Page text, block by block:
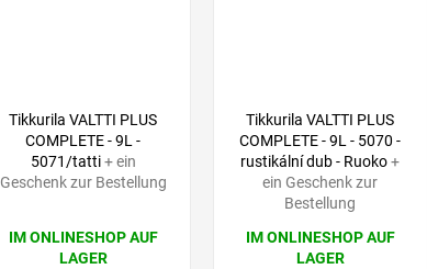
Tikkurila VALTTI PLUS
COMPLETE - 9L -
5071/tatti+ ein
Geschenk zur Bestellung
IM ONLINESHOP AUF
LAGER
Tikkurila VALTTI PLUS
COMPLETE - 9L - 5070 -
rustikální dub - Ruoko+
ein Geschenk zur
Bestellung
IM ONLINESHOP AUF
LAGER